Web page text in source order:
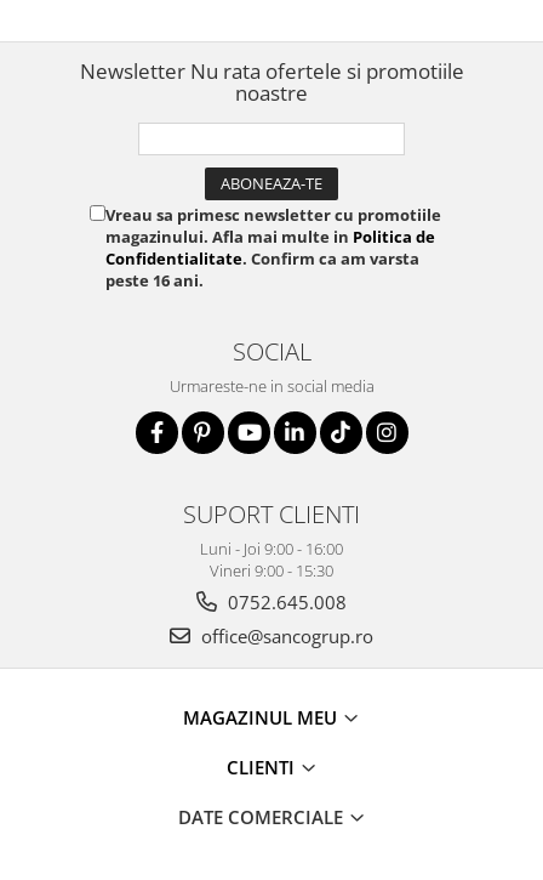
Newsletter Nu rata ofertele si promotiile
noastre
Vreau sa primesc newsletter cu promotiile
magazinului. Afla mai multe in Politica de
Confidentialitate. Confirm ca am varsta
peste 16 ani.
SOCIAL
Urmareste-ne in social media
SUPORT CLIENTI
Luni - Joi 9:00 - 16:00
Vineri 9:00 - 15:30
0752.645.008
office@sancogrup.ro
MAGAZINUL MEU
CLIENTI
DATE COMERCIALE